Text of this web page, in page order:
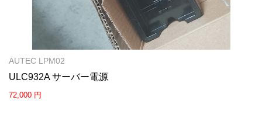
AUTEC LPM02
ULC932A サーバー電源
72,000 円